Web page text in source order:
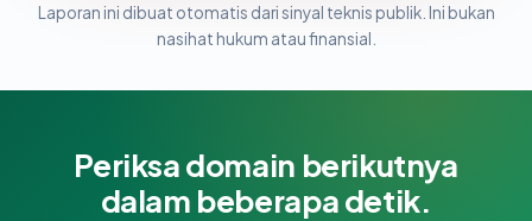
Laporan ini dibuat otomatis dari sinyal teknis publik. Ini bukan
nasihat hukum atau finansial.
Periksa domain berikutnya
dalam beberapa detik.